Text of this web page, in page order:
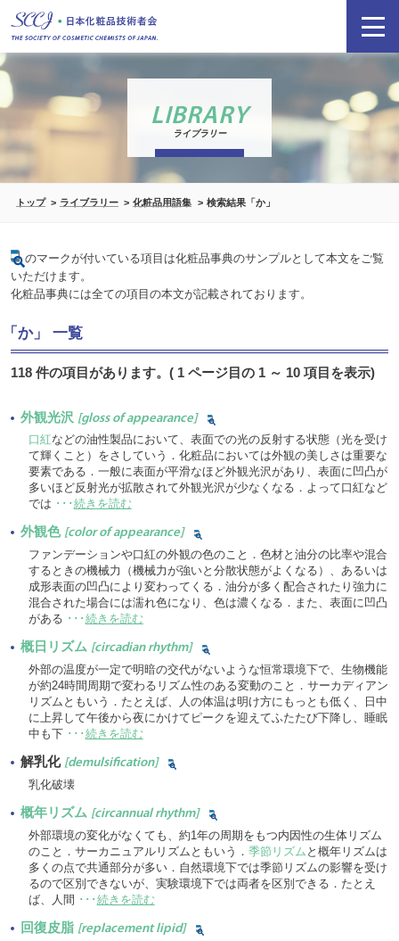
LIBRARY
ライブラリー
トップ ライブラリー 化粧品用語集 検索結果「か」
のマークが付いている項目は化粧品事典のサンプルとして本文をご覧
いただけます。
化粧品事典には全ての項目の本文が記載されております。
「か」 一覧
118 件の項目があります。( 1 ページ目の 1 ～ 10 項目を表示)
外観光沢 [gloss of appearance]
口紅などの油性製品において、表面での光の反射する状態（光を受け
て輝くこと）をさしていう．化粧品においては外観の美しさは重要な
要素である．一般に表面が平滑なほど外観光沢があり、表面に凹凸が
多いほど反射光が拡散されて外観光沢が少なくなる．よって口紅など
では ･･･ 続きを読む
外観色 [color of appearance]
ファンデーションや口紅の外観の色のこと．色材と油分の比率や混合
するときの機械力（機械力が強いと分散状態がよくなる）、あるいは
成形表面の凹凸により変わってくる．油分が多く配合されたり強力に
混合された場合には濡れ色になり、色は濃くなる．また、表面に凹凸
がある ･･･ 続きを読む
概日リズム [circadian rhythm]
外部の温度が一定で明暗の交代がないような恒常環境下で、生物機能
が約24時間周期で変わるリズム性のある変動のこと．サーカディアン
リズムともいう．たとえば、人の体温は明け方にもっとも低く、日中
に上昇して午後から夜にかけてピークを迎えてふたたび下降し、睡眠
中も下 ･･･ 続きを読む
解乳化 [demulsification]
乳化破壊
概年リズム [circannual rhythm]
外部環境の変化がなくても、約1年の周期をもつ内因性の生体リズム
のこと．サーカニュアルリズムともいう． 季節リズム と概年リズムは
多くの点で共通部分が多い．自然環境下では季節リズムの影響を受け
るので区別できないが、実験環境下では両者を区別できる．たとえ
ば、人間 ･･･ 続きを読む
回復皮脂 [replacement lipid]